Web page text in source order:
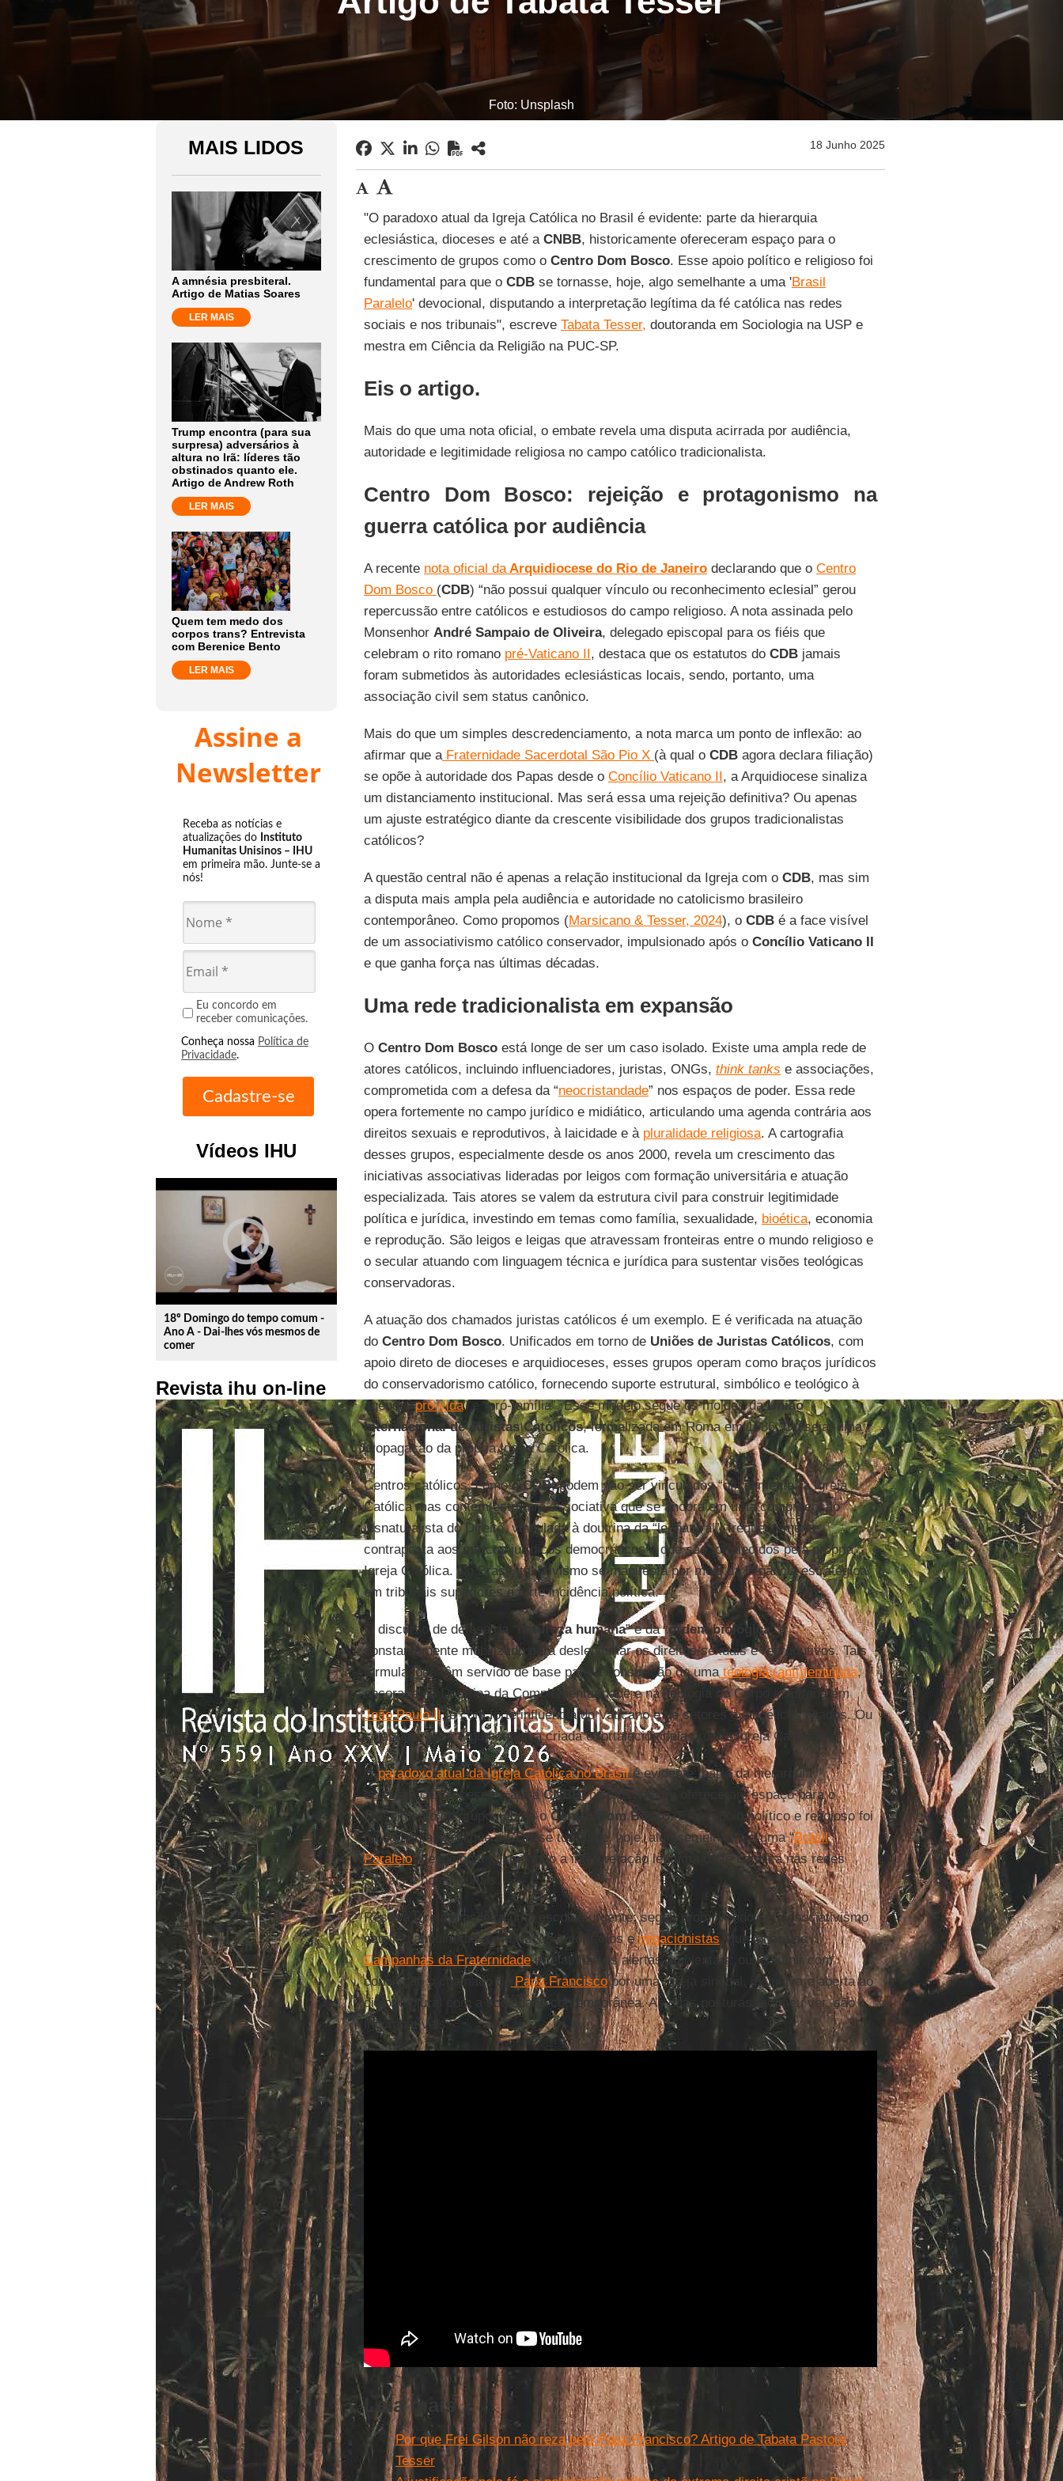
Foto: Unsplash
MAIS LIDOS
A amnésia presbiteral.
Artigo de Matias Soares
LER MAIS
Trump encontra (para sua
surpresa) adversários à
altura no Irã: líderes tão
obstinados quanto ele.
Artigo de Andrew Roth
LER MAIS
Quem tem medo dos
corpos trans? Entrevista
com Berenice Bento
LER MAIS
Assine a
Newsletter
Receba as notícias e
atualizações do Instituto
Humanitas Unisinos – IHU
em primeira mão. Junte-se a
nós!
Eu concordo em
receber comunicações.
Conheça nossa Política de
Privacidade.
Vídeos IHU
play_circle_outline
18º Domingo do tempo comum -
Ano A - Dai-lhes vós mesmos de
comer
Revista ihu on-line
18 Junho 2025
"O paradoxo atual da Igreja Católica no Brasil é evidente: parte da hierarquia
eclesiástica, dioceses e até a CNBB, historicamente ofereceram espaço para o
crescimento de grupos como o Centro Dom Bosco. Esse apoio político e religioso foi
fundamental para que o CDBse tornasse, hoje, algo semelhante a uma 'Brasil
Paralelo' devocional, disputando a interpretação legítima da fé católica nas redes
sociais e nos tribunais", escreve Tabata Tesser, doutoranda em Sociologia na USP e
mestra em Ciência da Religião na PUC-SP.
Eis o artigo.
Mais do que uma nota oficial, o embate revela uma disputa acirrada por audiência,
autoridade e legitimidade religiosa no campo católico tradicionalista.
Centro Dom Bosco: rejeição e protagonismo na
guerra católica por audiência
A recente nota oficial daArquidiocese do Rio de Janeirodeclarando que o Centro
Dom Bosco (CDB) “não possui qualquer vínculo ou reconhecimento eclesial” gerou
repercussão entre católicos e estudiosos do campo religioso. A nota assinada pelo
Monsenhor André Sampaio de Oliveira, delegado episcopal para os fiéis que
celebram o rito romano pré-Vaticano II, destaca que os estatutos do CDBjamais
foram submetidos às autoridades eclesiásticas locais, sendo, portanto, uma
associação civil sem status canônico.
Mais do que um simples descredenciamento, a nota marca um ponto de inflexão: ao
afirmar que aFraternidade Sacerdotal São Pio X (à qual o CDBagora declara filiação)
se opõe à autoridade dos Papas desde o Concílio Vaticano II, a Arquidiocese sinaliza
um distanciamento institucional. Mas será essa uma rejeição definitiva? Ou apenas
um ajuste estratégico diante da crescente visibilidade dos grupos tradicionalistas
católicos?
A questão central não é apenas a relação institucional da Igreja com o CDB, mas sim
a disputa mais ampla pela audiência e autoridade no catolicismo brasileiro
contemporâneo. Como propomos (Marsicano & Tesser, 2024), o CDBé a face visível
de um associativismo católico conservador, impulsionado após o Concílio Vaticano II
e que ganha força nas últimas décadas.
Uma rede tradicionalista em expansão
O Centro Dom Boscoestá longe de ser um caso isolado. Existe uma ampla rede de
atores católicos, incluindo influenciadores, juristas, ONGs, think tanks e associações,
comprometida com a defesa da “neocristandade” nos espaços de poder. Essa rede
opera fortemente no campo jurídico e midiático, articulando uma agenda contrária aos
direitos sexuais e reprodutivos, à laicidade e à pluralidade religiosa. A cartografia
desses grupos, especialmente desde os anos 2000, revela um crescimento das
iniciativas associativas lideradas por leigos com formação universitária e atuação
especializada. Tais atores se valem da estrutura civil para construir legitimidade
política e jurídica, investindo em temas como família, sexualidade, bioética, economia
e reprodução. São leigos e leigas que atravessam fronteiras entre o mundo religioso e
o secular atuando com linguagem técnica e jurídica para sustentar visões teológicas
conservadoras.
A atuação dos chamados juristas católicos é um exemplo. E é verificada na atuação
do Centro Dom Bosco. Unificados em torno de Uniões de Juristas Católicos, com
apoio direto de dioceses e arquidioceses, esses grupos operam como braços jurídicos
do conservadorismo católico, fornecendo suporte estrutural, simbólico e teológico à
agenda “pró-vida” e “pró-família”. Esse modelo segue os moldes daUnião
Internacional de Juristas Católicos, formalizada em Roma em 1986. Ou seja, uma
propagação da própria Igreja Católica.
Centros católicos, como oCDB, podem não ser vinculados “oficialmente” à Igreja
Católica mas contém estrutura associativa que se ancora em uma compreensão
jusnaturalista do Direito, vinculada à doutrina da “lei natural”, frequentemente
contraposta aos marcos jurídicos democráticos e que são fortalecidos pela própria
Igreja Católica. No Brasil, tal ativismo se manifesta por meio da litigância estratégica
em tribunais superiores e forte incidência política.
O discurso de defesa da “ natureza humana” e da “ordem biológica” é
constantemente mobilizado para deslegitimar os direitos sexuais e reprodutivos. Tais
formulações têm servido de base para a construção de umateologia (anti)feminista,
ancorada na Doutrina da Complementaridade e na Teologia do Corpo inspirada em
João Paulo II, e com forte influência do Vaticano e de setores evangélicos aliados. Ou
seja, uma base argumentativa criada e fortalecida pela própria Igreja Católica.
Oparadoxo atual da Igreja Católica no Brasilé evidente: parte da hierarquia
eclesiástica, dioceses e até aCNBB, historicamente ofereceram espaço para o
crescimento de grupos como oCentro Dom Bosco. Esse apoio político e religioso foi
fundamental para que oCDBse tornasse, hoje, algo semelhante a uma “Brasil
Paralelo” devocional, disputando a interpretação legítima da fé católica nas redes
sociais e nos tribunais.
Resta à Igreja brasileira uma escolha urgente: seguir promovendo um associativismo
católico antidireitos, com traços autoritários enegacionistas , que ignora as
Campanhas da Fraternidadee relativiza os alertas ambientais; ou assumir com
convicção o chamado do
Papa Franciscopor uma Igreja sinodal, inclusiva e aberta ao
diálogo plural com a sociedade contemporânea. As duas posturas, ao meu ver, são
incompatíveis.
Leia mais
Por que Frei Gilson não reza pelo Papa Francisco? Artigo de Tabata Pastore
Tesser